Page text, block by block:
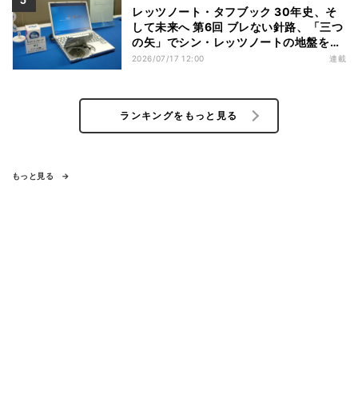
レッツノート・タフブック 30年史、そ
して未来へ 第6回 ブレない針路、「三つ
の矢」でシン・レッツノートの地盤を築
く
2026/07/17 12:00 連載
ランキングをもっと見る
もっと見る